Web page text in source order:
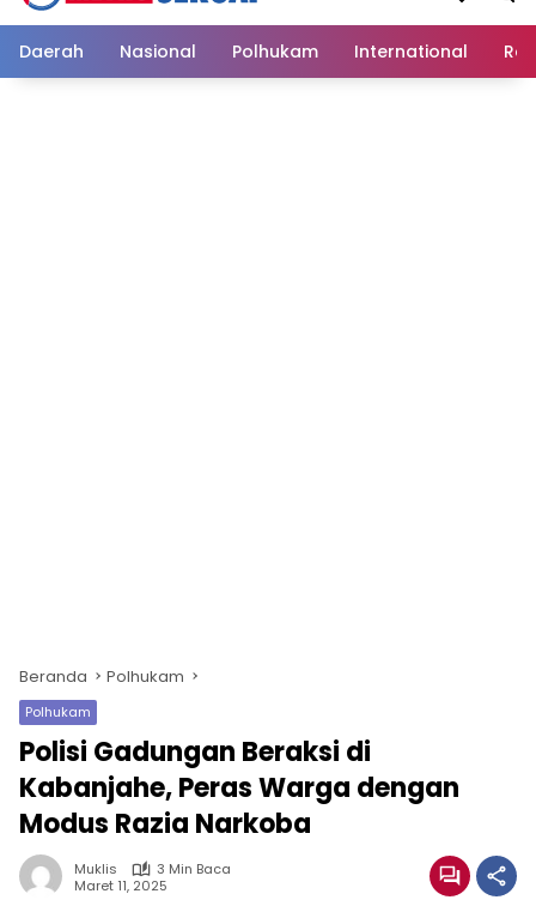
Daerah Nasional Polhukam International
Beranda Polhukam
Polhukam
Polisi Gadungan Beraksi di
Kabanjahe, Peras Warga dengan
Modus Razia Narkoba
Muklis
3 Min Baca
Maret 11, 2025